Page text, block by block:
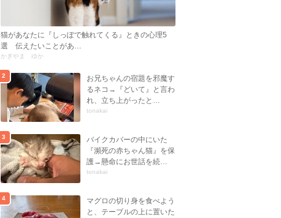
猫があなたに『しっぽで触れてくる』ときの心理5
選 伝えたいことがあ…
かぎやま ゆか
2
お兄ちゃんの宿題を邪魔す
るネコ→『どいて』と言わ
れ、立ち上がったと…
tonakai
3
バイクカバーの中にいた
『瀕死の赤ちゃん猫』を保
護→懸命にお世話を続…
tonakai
4
マグロの切り身を食べよう
と、テーブルの上に置いた